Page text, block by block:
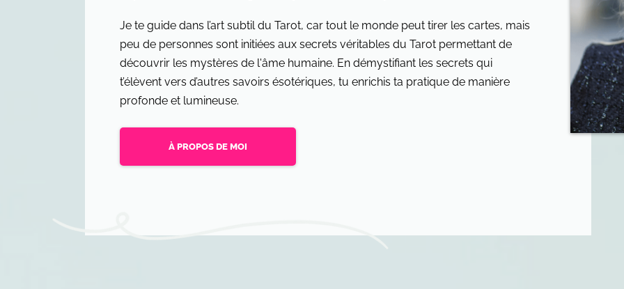
Je te guide dans l’art subtil du Tarot, car tout le monde peut tirer les cartes, mais
peu de personnes sont initiées aux secrets véritables du Tarot permettant de
découvrir les mystères de l'âme humaine. En démystifiant les secrets qui
t’élèvent vers d’autres savoirs ésotériques, tu enrichis ta pratique de manière
profonde et lumineuse.
À PROPOS DE MOI